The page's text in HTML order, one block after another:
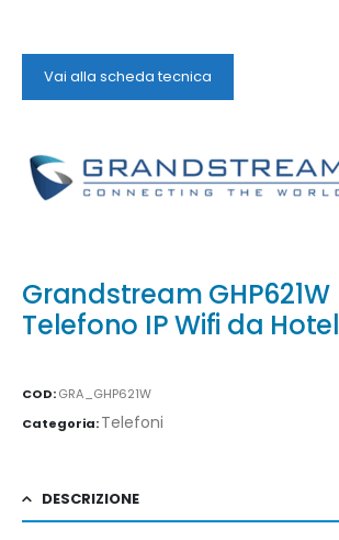
Vai alla scheda tecnica
Grandstream GHP621W
Telefono IP Wifi da Hotel
COD:GRA_GHP621W
Categoria:Telefoni
DESCRIZIONE